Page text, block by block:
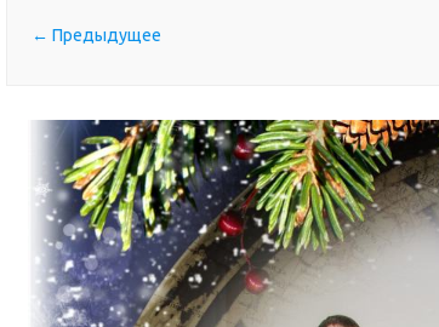
← Предыдущее